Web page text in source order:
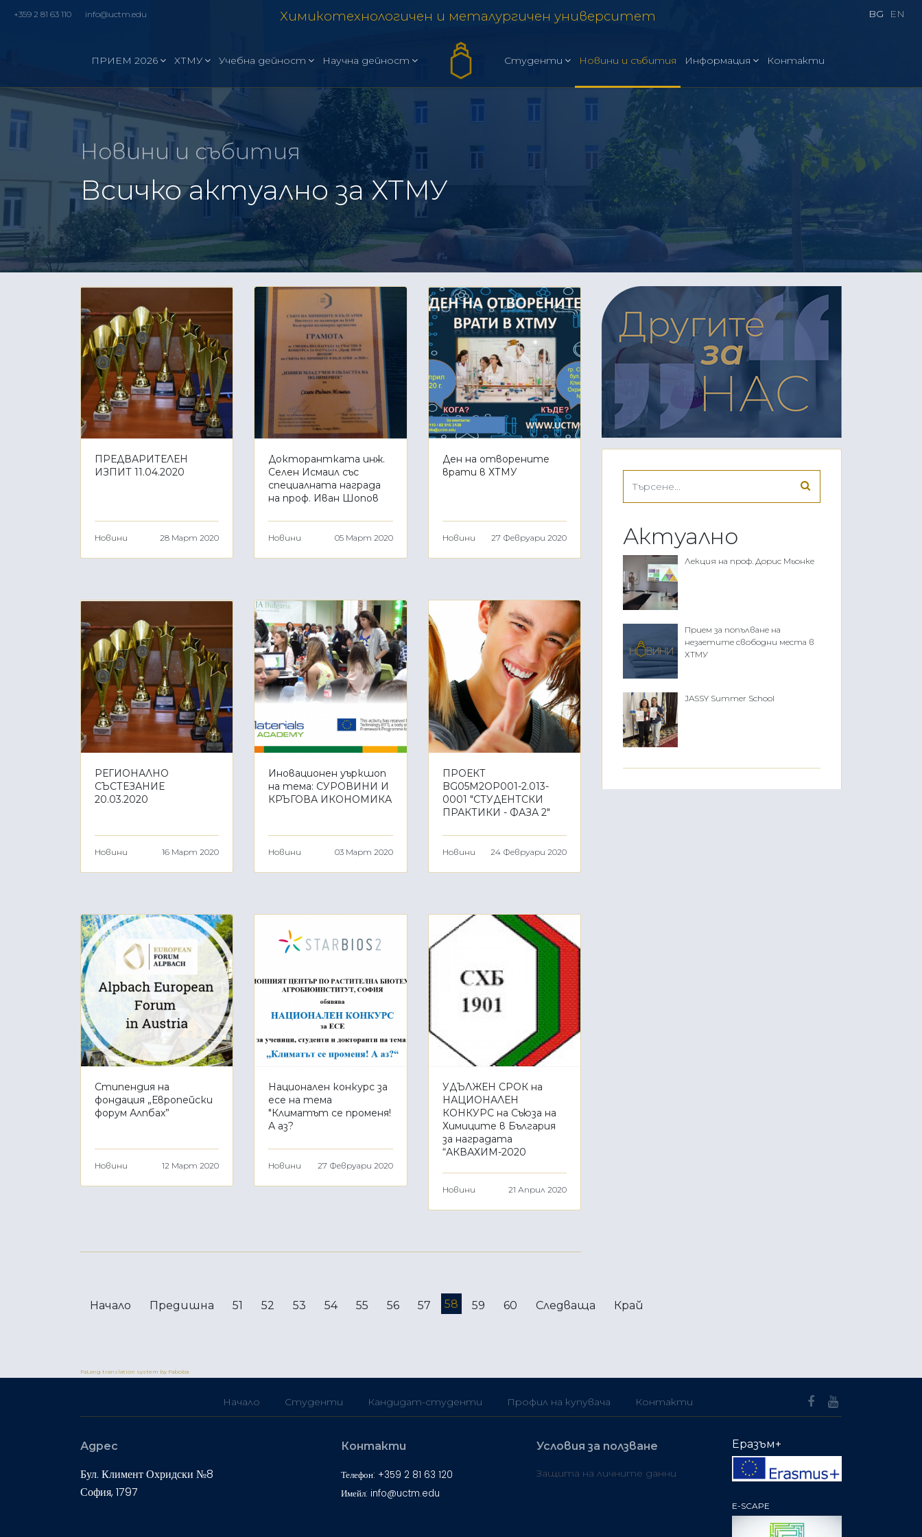
+359 2 81 63 110 info@uctm.edu Химикотехнологичен и металургичен университет BG EN
ПРИЕМ 2026 ХТМУ Учебна дейност Научна дейност Студенти Новини и събития Информация Контакти
Новини и събития
Всичко актуално за ХТМУ
ПРЕДВАРИТЕЛЕН
ИЗПИТ 11.04.2020
Новини 28 Март 2020
Докторантката инж.
Селен Исмаил със
специалната награда
на проф. Иван Шопов
Новини 05 Март 2020
Ден на отворените
врати в ХТМУ
Новини 27 Февруари 2020
РЕГИОНАЛНО
СЪСТЕЗАНИЕ
20.03.2020
Новини 16 Март 2020
Иновационен уъркшоп
на тема: СУРОВИНИ И
КРЪГОВА ИКОНОМИКА
Новини 03 Март 2020
ПРОЕКТ
BG05M2OP001-2.013-
0001 "СТУДЕНТСКИ
ПРАКТИКИ - ФАЗА 2"
Новини 24 Февруари 2020
Стипендия на
фондация „Европейски
форум Алпбах”
Новини 12 Март 2020
Национален конкурс за
есе на тема
"Климатът се променя!
А аз?
Новини 27 Февруари 2020
УДЪЛЖЕН СРОК на
НАЦИОНАЛЕН
КОНКУРС на Съюза на
Химиците в България
за наградата
“АКВАХИМ-2020
Новини 21 Април 2020
Начало Предишна 51 52 53 54 55 56 57 58 59 60 Следваща Край
FaLang translation system by Faboba
Актуално
Лекция на проф. Дорис Мьонке
Прием за попълване на
незаетите свободни места в
ХТМУ
JASSY Summer School
Начало Студенти Кандидат-студенти Профил на купувача Контакти
Адрес
Бул. Климент Охридски №8
София, 1797
Контакти
Телефон: +359 2 81 63 120
Имейл: info@uctm.edu
Условия за ползване
Защита на личните данни
Еразъм+
E-SCAPE